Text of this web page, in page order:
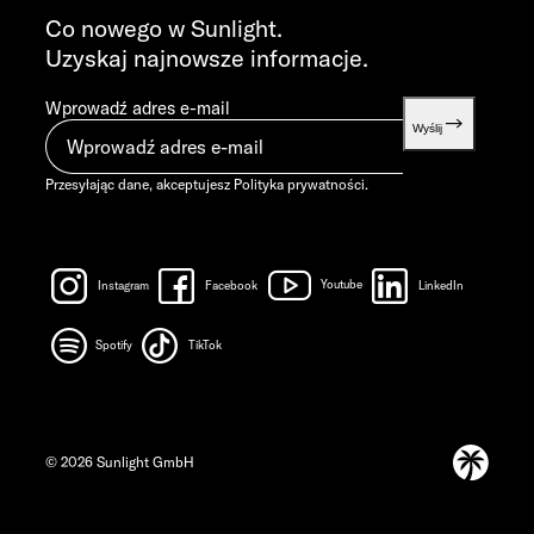
info@sunlight.de
Co nowego w Sunlight.
Uzyskaj najnowsze informacje.
Wprowadź adres e-mail
Wyślij
Przesyłając dane, akceptujesz Polityka prywatności.
Instagram Facebook Youtube LinkedIn
Spotify TikTok
© 2026 Sunlight GmbH